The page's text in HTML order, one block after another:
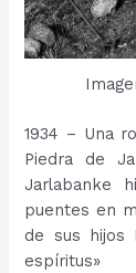
1934 – Una
Piedra de
Jarlabanke
puentes en
de sus hijos
espíritus»